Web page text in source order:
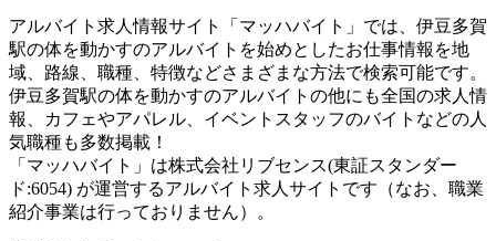
アルバイト求人情報サイト「マッハバイト」では、伊豆多賀
駅の体を動かすのアルバイトを始めとしたお仕事情報を地
域、路線、職種、特徴などさまざまな方法で検索可能です。
伊豆多賀駅の体を動かすのアルバイトの他にも全国の求人情
報、カフェやアパレル、イベントスタッフのバイトなどの人
気職種も多数掲載！
「マッハバイト」は株式会社リブセンス(東証スタンダー
ド:6054) が運営するアルバイト求人サイトです（なお、職業
紹介事業は行っておりません）。